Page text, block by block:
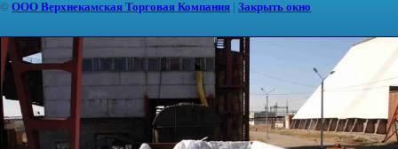
© ООО Верхнекамская Торговая Компания | Закрыть окно